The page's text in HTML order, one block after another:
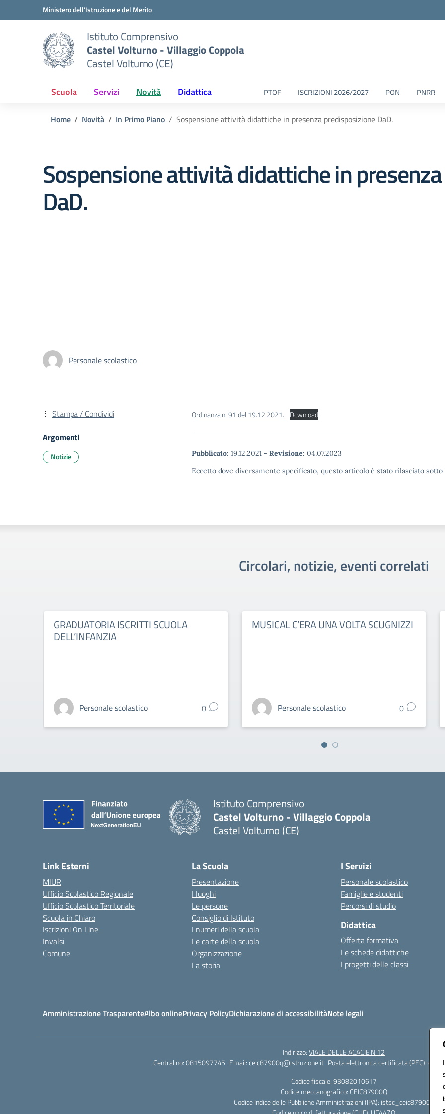
Vai ai contenuti
Vai al menu di navigazioneMinistero dell'Istruzione e del Merito
Istituto Comprensivo
Castel Volturno - Villaggio Coppola
Castel Volturno (CE)
Scuola Servizi Novità Didattica PTOF ISCRIZIONI 2026/2027 PON PNRR
Home Novità In Primo Piano Sospensione attività didattiche in presenza predisposizione DaD.
Sospensione attività didattiche in
DaD.
Personale scolastico
Ordinanza n. 91 del 19.12.2021. Download
Pubblicato: 19.12.2021 - Revisione: 04.07.2023
Eccetto dove diversamente specificato, questo articolo è stato rilasciato
Stampa / Condividi
Argomenti
Notizie
Circolari, notizie, eventi correlati
GRADUATORIA ISCRITTI SCUOLA
DELL’INFANZIA
Personale scolastico 0
MUSICAL C’ERA UNA VOLTA SCUGNIZZI
Personale scolastico 0
Istituto Comprensivo
Castel Volturno - Villaggio Coppola
Castel Volturno (CE)
Link Esterni
MIUR
Ufficio Scolastico Regionale
Ufficio Scolastico Territoriale
Scuola in Chiaro
Iscrizioni On Line
Invalsi
Comune
La Scuola
Presentazione
I luoghi
Le persone
Consiglio di Istituto
I numeri della scuola
Le carte della scuola
Organizzazione
La storia
I Servizi
Personale scolastico
Famiglie e studenti
Percorsi di studio
Didattica
Offerta formativa
Le schede didattiche
I progetti delle classi
Amministrazione TrasparenteAlbo onlinePrivacy PolicyDichiarazione di accessibilitàNote legali
Indirizzo:VIALE DELLE ACACIE N.12
Centralino:0815097745 Email:ceic87900q@istruzione.it Posta elettronica certificata (PEC):
Codice fiscale: 93082010617
Codice meccanografico: CEIC87900Q
Codice Indice delle Pubbliche Amministrazioni (IPA): istsc_ceic87900q